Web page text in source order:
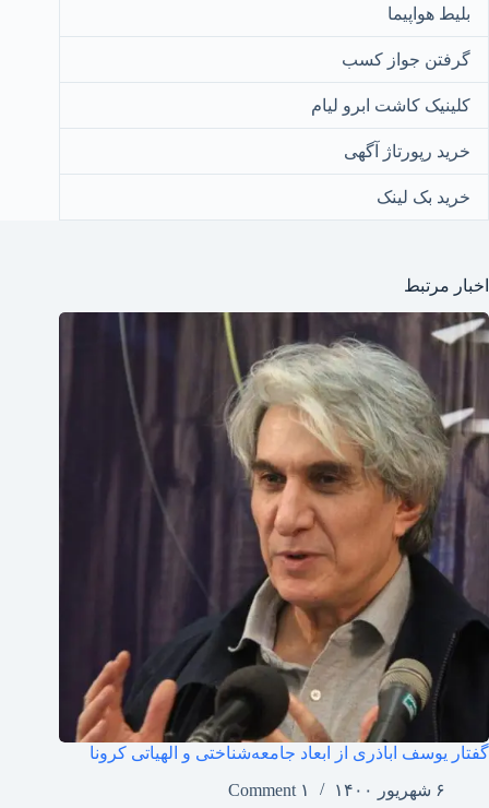
بلیط هواپیما
گرفتن جواز کسب
کلینیک کاشت ابرو لیام
خرید رپورتاژ آگهی
خرید بک لینک
اخبار مرتبط
گفتار یوسف اباذری از ابعاد جامعه‌شناختی و الهیاتی کرونا
۶ شهریور ۱۴۰۰
۱ Comment